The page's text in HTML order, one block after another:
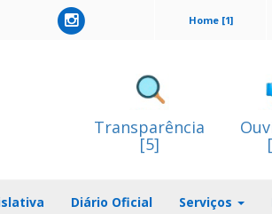
Home [1]
Transparência
[5]
Diário Oficial Serviços